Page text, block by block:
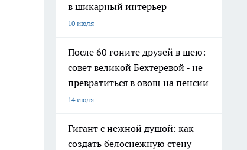
в шикарный интерьер
10 июля
После 60 гоните друзей в шею:
совет великой Бехтеревой - не
превратиться в овощ на пенсии
14 июля
Гигант с нежной душой: как
создать белоснежную стену